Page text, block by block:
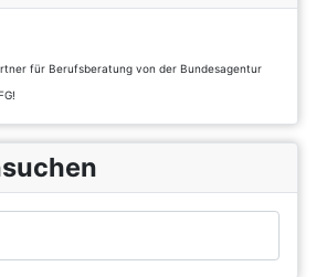
für Berufsberatung von der Bundesagentur